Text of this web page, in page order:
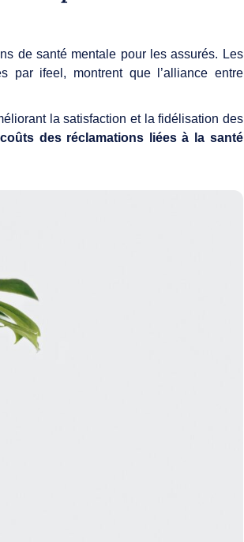
de santé mentale pour les assurés. Les
par ifeel, montrent que l’alliance entre
la satisfaction et la fidélisation des
des réclamations liées à la santé